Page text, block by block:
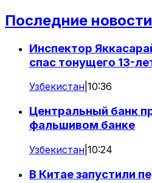
Последние новости
Инспектор
спас тонущего 13-
Узбекистан 10:36
Центральный банк
фальшивом банке
Узбекистан 10:24
В Китае запустили